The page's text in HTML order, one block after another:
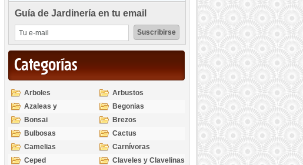
Guía de Jardinería en tu email
Categorías
Arboles
Arbustos
Azaleas y
Rododendros
Begonias
Bonsai
Brezos
Bulbosas
Cactus
Camelias
Carnívoras
Ceped
Claveles y Clavelinas